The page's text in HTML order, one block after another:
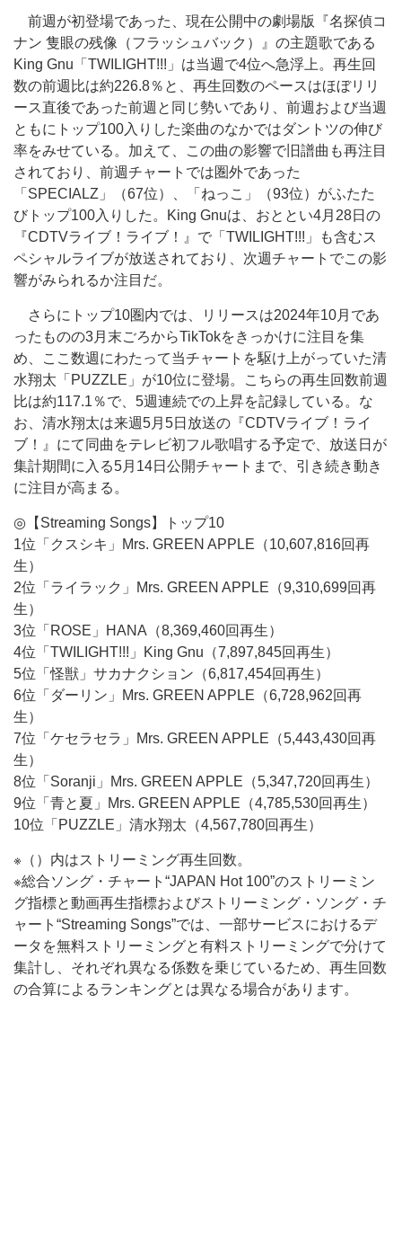
前週が初登場であった、現在公開中の劇場版『名探偵コ
ナン 隻眼の残像（フラッシュバック）』の主題歌である
King Gnu「TWILIGHT!!!」は当週で4位へ急浮上。再生回
数の前週比は約226.8％と、再生回数のペースはほぼリリ
ース直後であった前週と同じ勢いであり、前週および当週
ともにトップ100入りした楽曲のなかではダントツの伸び
率をみせている。加えて、この曲の影響で旧譜曲も再注目
されており、前週チャートでは圏外であった
「SPECIALZ」（67位）、「ねっこ」（93位）がふたた
びトップ100入りした。King Gnuは、おととい4月28日の
『CDTVライブ！ライブ！』で「TWILIGHT!!!」も含むス
ペシャルライブが放送されており、次週チャートでこの影
響がみられるか注目だ。
さらにトップ10圏内では、リリースは2024年10月であ
ったものの3月末ごろからTikTokをきっかけに注目を集
め、ここ数週にわたって当チャートを駆け上がっていた清
水翔太「PUZZLE」が10位に登場。こちらの再生回数前週
比は約117.1％で、5週連続での上昇を記録している。な
お、清水翔太は来週5月5日放送の『CDTVライブ！ライ
ブ！』にて同曲をテレビ初フル歌唱する予定で、放送日が
集計期間に入る5月14日公開チャートまで、引き続き動き
に注目が高まる。
◎【Streaming Songs】トップ10
1位「クスシキ」Mrs. GREEN APPLE（10,607,816回再
生）
2位「ライラック」Mrs. GREEN APPLE（9,310,699回再
生）
3位「ROSE」HANA（8,369,460回再生）
4位「TWILIGHT!!!」King Gnu（7,897,845回再生）
5位「怪獣」サカナクション（6,817,454回再生）
6位「ダーリン」Mrs. GREEN APPLE（6,728,962回再
生）
7位「ケセラセラ」Mrs. GREEN APPLE（5,443,430回再
生）
8位「Soranji」Mrs. GREEN APPLE（5,347,720回再生）
9位「青と夏」Mrs. GREEN APPLE（4,785,530回再生）
10位「PUZZLE」清水翔太（4,567,780回再生）
※（）内はストリーミング再生回数。
※総合ソング・チャート“JAPAN Hot 100”のストリーミン
グ指標と動画再生指標およびストリーミング・ソング・チ
ャート“Streaming Songs”では、一部サービスにおけるデ
ータを無料ストリーミングと有料ストリーミングで分けて
集計し、それぞれ異なる係数を乗じているため、再生回数
の合算によるランキングとは異なる場合があります。